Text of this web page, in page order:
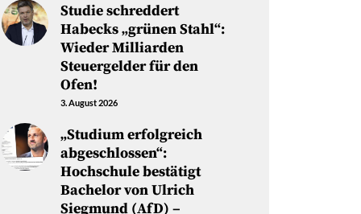
Studie schreddert
Habecks „grünen Stahl“:
Wieder Milliarden
Steuergelder für den
Ofen!
3. August 2026
„Studium erfolgreich
abgeschlossen“:
Hochschule bestätigt
Bachelor von Ulrich
Siegmund (AfD) –